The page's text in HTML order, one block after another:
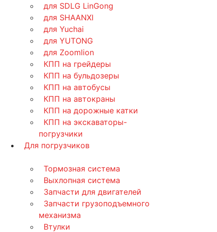
для SDLG LinGong
для SHAANXI
для Yuchai
для YUTONG
для Zoomlion
КПП на грейдеры
КПП на бульдозеры
КПП на автобусы
КПП на автокраны
КПП на дорожные катки
КПП на экскаваторы-
погрузчики
Для погрузчиков
Тормозная система
Выхлопная система
Запчасти для двигателей
Запчасти грузоподъемного
механизма
Втулки